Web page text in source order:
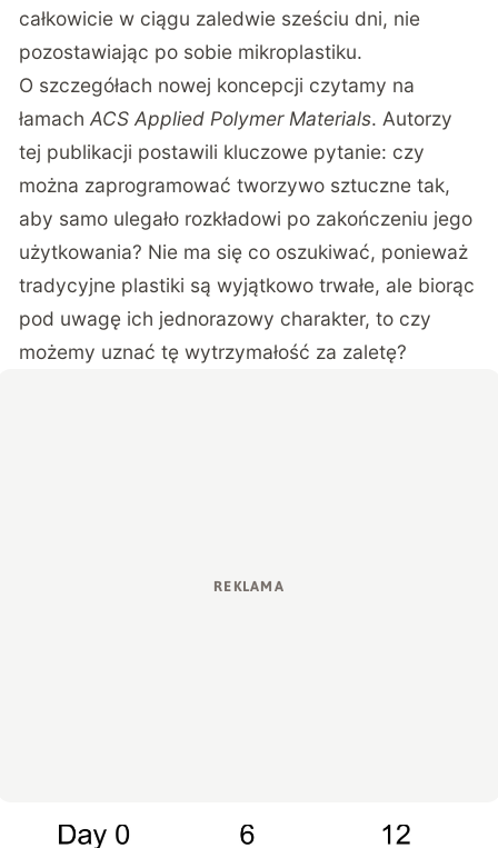
całkowicie w ciągu zaledwie sześciu dni, nie
pozostawiając po sobie mikroplastiku.
O szczegółach nowej koncepcji czytamy na
łamachACS Applied Polymer Materials. Autorzy
tej publikacji postawili kluczowe pytanie: czy
można zaprogramować tworzywo sztuczne tak,
aby samo ulegało rozkładowi po zakończeniu jego
użytkowania? Nie ma się co oszukiwać, ponieważ
tradycyjne plastiki są wyjątkowo trwałe, ale biorąc
pod uwagę ich jednorazowy charakter, to czy
możemy uznać tę wytrzymałość za zaletę?